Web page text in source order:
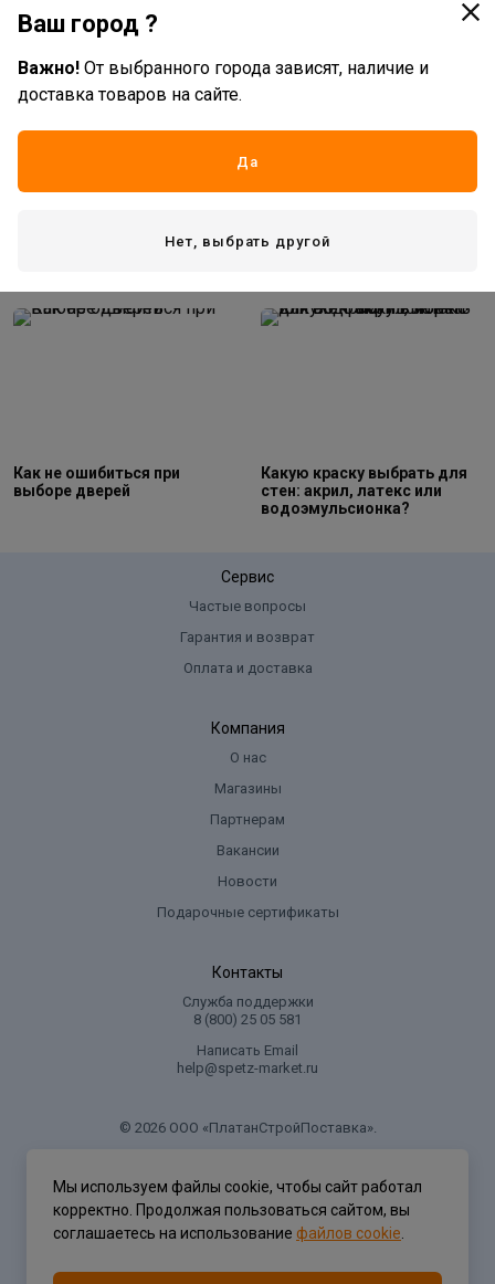
Новости и статьи
электроинструмента
в чём разница и что для
Как не ошибиться при
выборе дверей
Какую краску выбрать для
стен: акрил, латекс или
водоэмульсионка?
Сервис
Частые вопросы
Гарантия и возврат
Оплата и доставка
Компания
О нас
Магазины
Партнерам
Вакансии
Новости
Подарочные сертификаты
Контакты
Служба поддержки
8 (800) 25 05 581
Написать Email
help@spetz-market.ru
© 2026 ООО «ПлатанСтройПоставка».
Политика конфиденциальности
Ваш город ?
Важно! От выбранного города зависят, наличие и
доставка товаров на сайте.
Да
Нет, выбрать другой
Мы используем файлы cookie, чтобы сайт работал
корректно. Продолжая пользоваться сайтом, вы
соглашаетесь на использование файлов cookie